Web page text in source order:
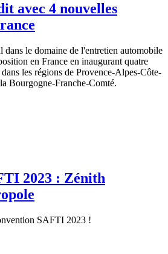
avec 4 nouvelles
dans le domaine de l'entretien automobile
en France en inaugurant quatre
les régions de Provence-Alpes-Côte-
Bourgogne-Franche-Comté.
2023 : Zénith
SAFTI 2023 !